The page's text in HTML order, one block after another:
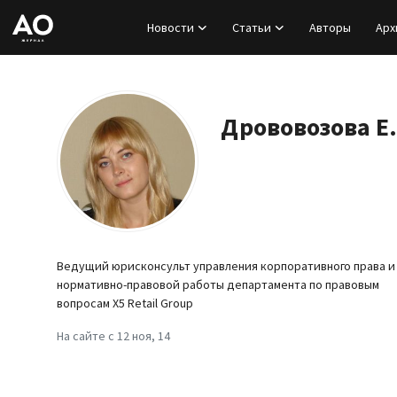
Новости Статьи Авторы
Регистрация
Новости
База знаний
Дрововозова
Ведущий юрисконсульт управления корпоративного права и
нормативно-правовой работы департамента по правовым
вопросам X5 Retail Group
На сайте с 12 ноя, 14